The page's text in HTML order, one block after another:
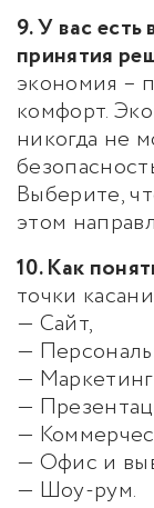
9. У вас
принятия
экономия –
комфорт.
никогда не
Выберите,
этом
10. Как
точки
— Сайт,
—
—
—
—
— Офис и
— Шоу-рум.